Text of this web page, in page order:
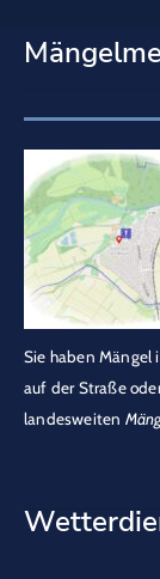
Sie haben Mängel
auf der Straße
landesweiten